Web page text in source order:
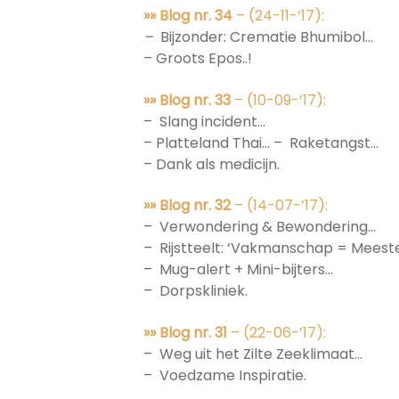
»» Blog nr. 34 – (24-11-’17):
– Bijzonder: Crematie Bhumibol…
– Groots Epos..!
»» Blog nr. 33 – (10-09-’17):
– Slang incident…
– Platteland Thai… – Raketangst…
– Dank als medicijn.
»» Blog nr. 32– (14-07-’17):
– Verwondering & Bewondering…
– Rijstteelt: ‘Vakmanschap =
– Mug-alert + Mini-bijters…
– Dorpskliniek.
»» Blog nr. 31 – (22-06-’17):
– Weg uit het Zilte Zeeklimaat…
– Voedzame Inspiratie.